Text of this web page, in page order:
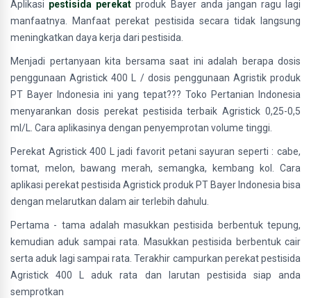
Aplikasi pestisida perekat produk Bayer anda jangan ragu lagi
manfaatnya. Manfaat perekat pestisida secara tidak langsung
meningkatkan daya kerja dari pestisida.
Menjadi pertanyaan kita bersama saat ini adalah berapa dosis
penggunaan Agristick 400 L / dosis penggunaan Agristik produk
PT Bayer Indonesia ini yang tepat??? Toko Pertanian Indonesia
menyarankan dosis perekat pestisida terbaik Agristick 0,25-0,5
ml/L. Cara aplikasinya dengan penyemprotan volume tinggi.
Perekat Agristick 400 L jadi favorit petani sayuran seperti : cabe,
tomat, melon, bawang merah, semangka, kembang kol. Cara
aplikasi perekat pestisida Agristick produk PT Bayer Indonesia bisa
dengan melarutkan dalam air terlebih dahulu.
Pertama - tama adalah masukkan pestisida berbentuk tepung,
kemudian aduk sampai rata. Masukkan pestisida berbentuk cair
serta aduk lagi sampai rata. Terakhir campurkan perekat pestisida
Agristick 400 L aduk rata dan larutan pestisida siap anda
semprotkan